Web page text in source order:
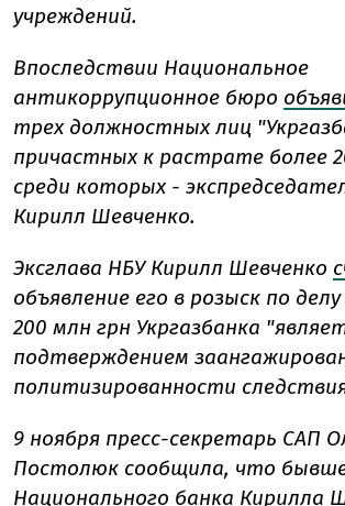
учреждений.
Впоследствии Национальное
антикоррупционное бюро
трех должностных лиц
причастных к растрате более
среди которых -
Кирилл Шевченко.
Эксглава НБУ Кирилл Шевченко
объявление его в розыск по
200 млн грн Укргазбанка
подтверждением
политизированности
9 ноября пресс-секретарь САП
Постолюк сообщила, что
Национального банка Кирилла